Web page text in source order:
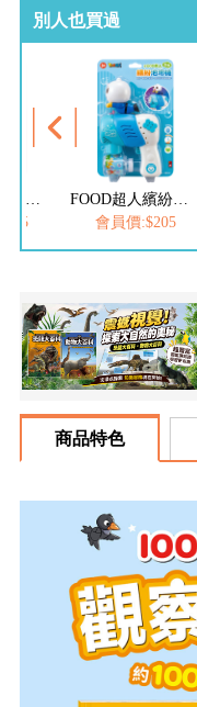
別人也買過
會員價:$205
商品特色